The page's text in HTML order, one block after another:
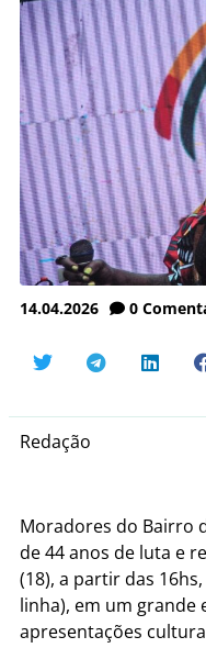
14.04.2026 0
Redação
Moradores do Bairro
de 44 anos de luta e
(18), a partir das
linha), em um
apresentações